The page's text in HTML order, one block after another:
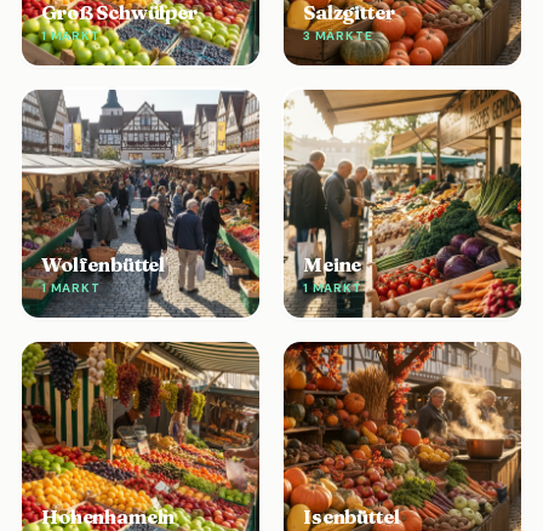
Groß Schwülper
1 MARKT
Salzgitter
3 MÄRKTE
Wolfenbüttel
1 MARKT
Meine
1 MARKT
Hohenhameln Isenbüttel